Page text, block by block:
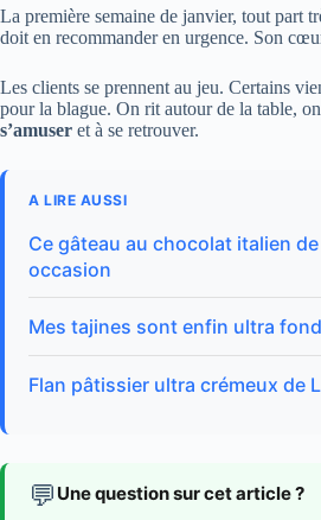
La première semaine de janvier, tout part
doit en recommander en urgence. Son
Les clients se prennent au jeu. Certains
pour la blague. On rit autour de la table,
s’amuser et à se retrouver.
A LIRE AUSSI
Ce gâteau au chocolat italien
occasion
Mes tajines sont enfin ultra
Flan pâtissier ultra crémeux de
💬 Une question sur cet article ?